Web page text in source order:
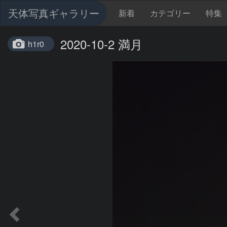
天体写真ギャラリー 新着 カテゴリー 特集
h1r0 2020-10-2 満月